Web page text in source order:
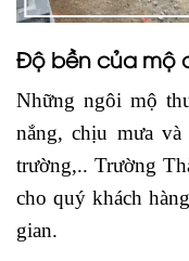
Độ bền của mộ
Những ngôi mộ
nắng, chịu mưa
trường,.. Trường
cho quý khách
gian.